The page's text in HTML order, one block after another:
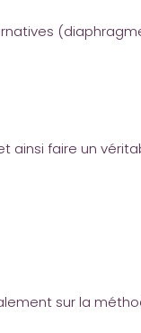
faire un
sur la